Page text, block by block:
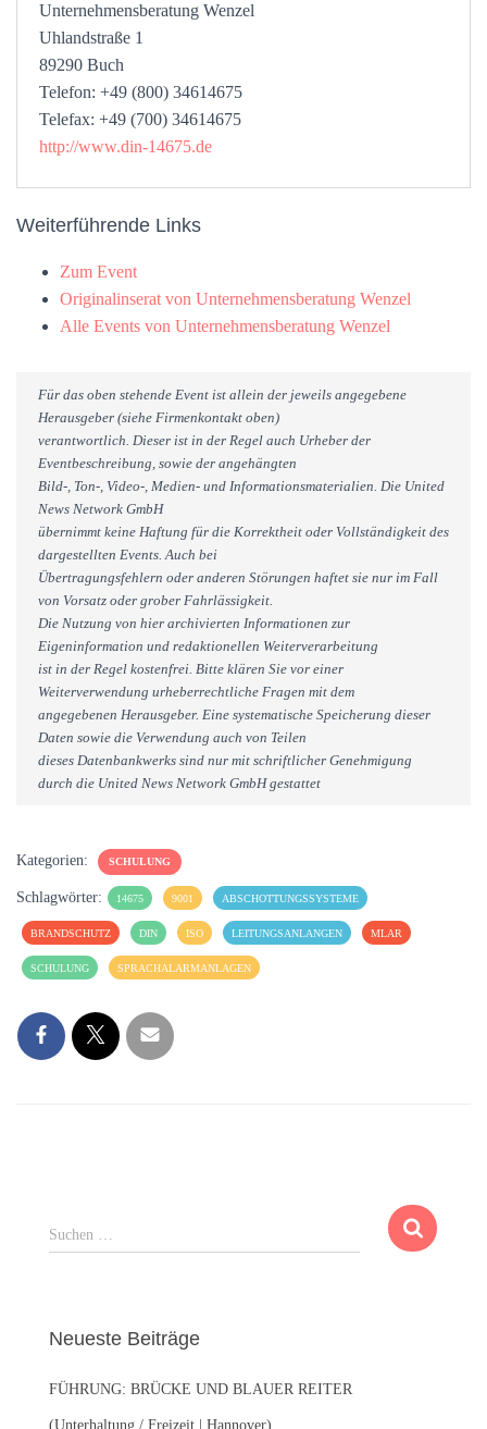
Unternehmensberatung Wenzel
Uhlandstraße 1
89290 Buch
Telefon: +49 (800) 34614675
Telefax: +49 (700) 34614675
http://www.din-14675.de
Weiterführende Links
Zum Event
Originalinserat von Unternehmensberatung Wenzel
Alle Events von Unternehmensberatung Wenzel
Für das oben stehende Event ist allein der jeweils angegebene
Herausgeber (siehe Firmenkontakt oben)
verantwortlich. Dieser ist in der Regel auch Urheber der
Eventbeschreibung, sowie der angehängten
Bild-, Ton-, Video-, Medien- und Informationsmaterialien. Die United
News Network GmbH
übernimmt keine Haftung für die Korrektheit oder Vollständigkeit des
dargestellten Events. Auch bei
Übertragungsfehlern oder anderen Störungen haftet sie nur im Fall
von Vorsatz oder grober Fahrlässigkeit.
Die Nutzung von hier archivierten Informationen zur
Eigeninformation und redaktionellen Weiterverarbeitung
ist in der Regel kostenfrei. Bitte klären Sie vor einer
Weiterverwendung urheberrechtliche Fragen mit dem
angegebenen Herausgeber. Eine systematische Speicherung dieser
Daten sowie die Verwendung auch von Teilen
dieses Datenbankwerks sind nur mit schriftlicher Genehmigung
durch die United News Network GmbH gestattet
Kategorien: SCHULUNG
Schlagwörter: 14675 9001 ABSCHOTTUNGSSYSTEME
BRANDSCHUTZ DIN ISO LEITUNGSANLANGEN MLAR
SCHULUNG SPRACHALARMANLAGEN
S
u
n
a
c
Suchen …
Neueste Beiträge
FÜHRUNG: BRÜCKE UND BLAUER REITER
(Unterhaltung / Freizeit | Hannover)